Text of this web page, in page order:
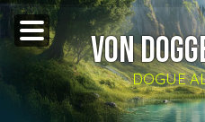
VON
DOGUE